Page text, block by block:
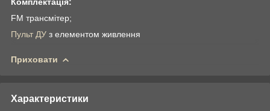
FM трансмітер;
Пульт ДУ з елементом живлення
Приховати
Характеристики